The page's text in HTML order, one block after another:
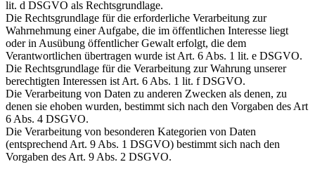
lit. d DSGVO als Rechtsgrundlage.
Die Rechtsgrundlage für die erforderliche Verarbeitung zur
Wahrnehmung einer Aufgabe, die im öffentlichen Interesse liegt
oder in Ausübung öffentlicher Gewalt erfolgt, die dem
Verantwortlichen übertragen wurde ist Art. 6 Abs. 1 lit. e DSGVO.
Die Rechtsgrundlage für die Verarbeitung zur Wahrung unserer
berechtigten Interessen ist Art. 6 Abs. 1 lit. f DSGVO.
Die Verarbeitung von Daten zu anderen Zwecken als denen, zu
denen sie ehoben wurden, bestimmt sich nach den Vorgaben des Art
6 Abs. 4 DSGVO.
Die Verarbeitung von besonderen Kategorien von Daten
(entsprechend Art. 9 Abs. 1 DSGVO) bestimmt sich nach den
Vorgaben des Art. 9 Abs. 2 DSGVO.